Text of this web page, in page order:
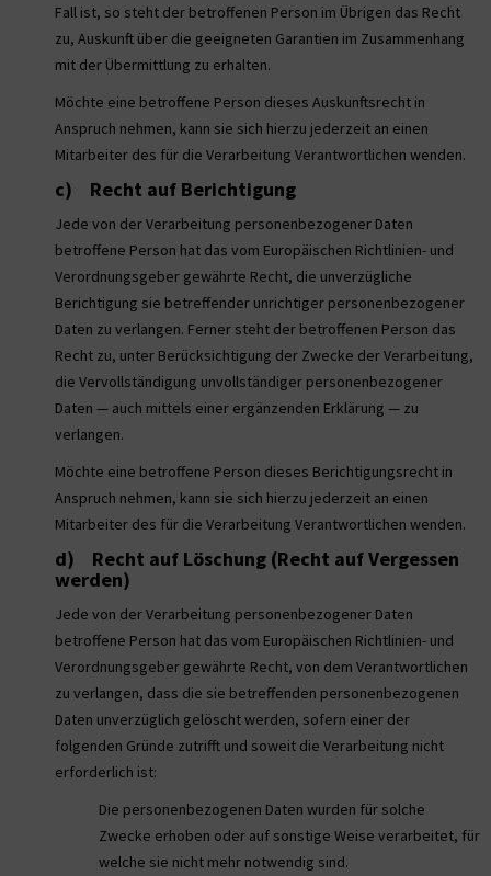
Fall ist, so steht der betroffenen Person im Übrigen das Recht
zu, Auskunft über die geeigneten Garantien im Zusammenhang
mit der Übermittlung zu erhalten.
Möchte eine betroffene Person dieses Auskunftsrecht in
Anspruch nehmen, kann sie sich hierzu jederzeit an einen
Mitarbeiter des für die Verarbeitung Verantwortlichen wenden.
c) Recht auf Berichtigung
Jede von der Verarbeitung personenbezogener Daten
betroffene Person hat das vom Europäischen Richtlinien- und
Verordnungsgeber gewährte Recht, die unverzügliche
Berichtigung sie betreffender unrichtiger personenbezogener
Daten zu verlangen. Ferner steht der betroffenen Person das
Recht zu, unter Berücksichtigung der Zwecke der Verarbeitung,
die Vervollständigung unvollständiger personenbezogener
Daten — auch mittels einer ergänzenden Erklärung — zu
verlangen.
Möchte eine betroffene Person dieses Berichtigungsrecht in
Anspruch nehmen, kann sie sich hierzu jederzeit an einen
Mitarbeiter des für die Verarbeitung Verantwortlichen wenden.
d) Recht auf Löschung (Recht auf Vergessen
werden)
Jede von der Verarbeitung personenbezogener Daten
betroffene Person hat das vom Europäischen Richtlinien- und
Verordnungsgeber gewährte Recht, von dem Verantwortlichen
zu verlangen, dass die sie betreffenden personenbezogenen
Daten unverzüglich gelöscht werden, sofern einer der
folgenden Gründe zutrifft und soweit die Verarbeitung nicht
erforderlich ist:
Die personenbezogenen Daten wurden für solche
Zwecke erhoben oder auf sonstige Weise verarbeitet, für
welche sie nicht mehr notwendig sind.